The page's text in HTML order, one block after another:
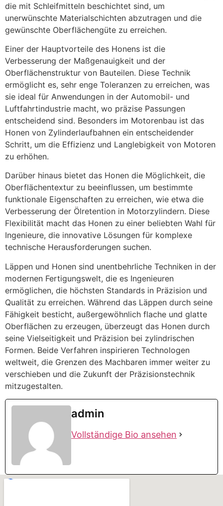
die mit Schleifmitteln beschichtet sind, um
unerwünschte Materialschichten abzutragen und die
gewünschte Oberflächengüte zu erreichen.
Einer der Hauptvorteile des Honens ist die
Verbesserung der Maßgenauigkeit und der
Oberflächenstruktur von Bauteilen. Diese Technik
ermöglicht es, sehr enge Toleranzen zu erreichen, was
sie ideal für Anwendungen in der Automobil- und
Luftfahrtindustrie macht, wo präzise Passungen
entscheidend sind. Besonders im Motorenbau ist das
Honen von Zylinderlaufbahnen ein entscheidender
Schritt, um die Effizienz und Langlebigkeit von Motoren
zu erhöhen.
Darüber hinaus bietet das Honen die Möglichkeit, die
Oberflächentextur zu beeinflussen, um bestimmte
funktionale Eigenschaften zu erreichen, wie etwa die
Verbesserung der Ölretention in Motorzylindern. Diese
Flexibilität macht das Honen zu einer beliebten Wahl für
Ingenieure, die innovative Lösungen für komplexe
technische Herausforderungen suchen.
Läppen und Honen sind unentbehrliche Techniken in der
modernen Fertigungswelt, die es Ingenieuren
ermöglichen, die höchsten Standards in Präzision und
Qualität zu erreichen. Während das Läppen durch seine
Fähigkeit besticht, außergewöhnlich flache und glatte
Oberflächen zu erzeugen, überzeugt das Honen durch
seine Vielseitigkeit und Präzision bei zylindrischen
Formen. Beide Verfahren inspirieren Technologen
weltweit, die Grenzen des Machbaren immer weiter zu
verschieben und die Zukunft der Präzisionstechnik
mitzugestalten.
admin
Vollständige Bio ansehen